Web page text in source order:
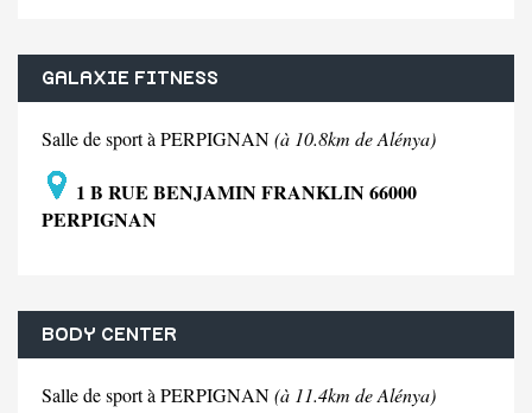
GALAXIE FITNESS
Salle de sport à PERPIGNAN(à 10.8km de Alénya)
1 B RUE BENJAMIN FRANKLIN 66000
PERPIGNAN
BODY CENTER
Salle de sport à PERPIGNAN(à 11.4km de Alénya)